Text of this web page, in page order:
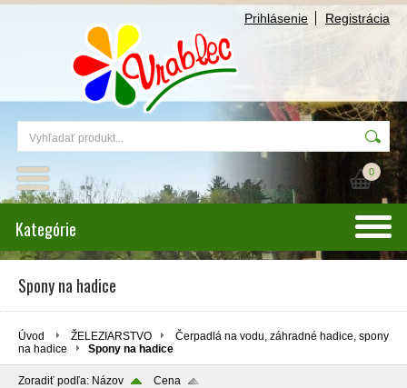
Prihlásenie Registrácia
0
Kategórie
Spony na hadice
Úvod ŽELEZIARSTVO
Čerpadlá na vodu, záhradné hadice, spony
na hadice
Spony na hadice
Zoradiť podľa: Názov
Cena